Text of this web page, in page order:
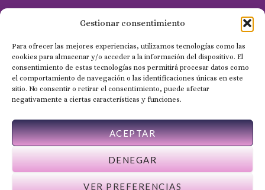
Gestionar consentimiento
Para ofrecer las mejores experiencias, utilizamos tecnologías como las
cookies para almacenar y/o acceder a la información del dispositivo. El
consentimiento de estas tecnologías nos permitirá procesar datos como
el comportamiento de navegación o las identificaciones únicas en este
sitio. No consentir o retirar el consentimiento, puede afectar
negativamente a ciertas características y funciones.
ACEPTAR
DENEGAR
VER PREFERENCIAS
Dirección
C. Gobernador Marín Acuña, 53, (35014) Las Palmas de
Copyright 2024 © Todos los derechos reservados - NailSaryny